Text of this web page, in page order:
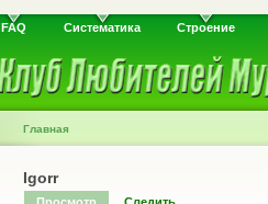
FAQ Систематика Строение
Главная
Igorr